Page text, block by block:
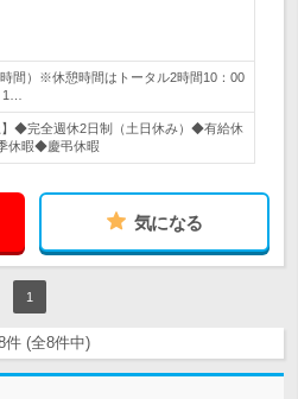
間）※休憩時間はトータル2時間10：00
】◆完全週休2日制（土日休み）◆有給休
休暇◆慶弔休暇
気になる
1
件 (全8件中)